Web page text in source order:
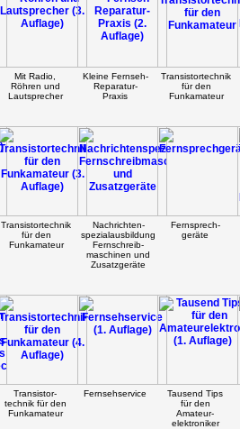
Mit Radio,
Röhren und
Lautsprecher
Kleine Fernseh-
Reparatur-
Praxis
Transistortechnik
für den
Funkamateur
Transistortechnik
für den
Funkamateur
Nachrichten-
spezialausbildung
Fernschreib-
maschinen und
Zusatzgeräte
Fernsprech-
geräte
Transistor-
technik für den
Funkamateur
Fernsehservice
Tausend Tips
für den
Amateur-
elektroniker